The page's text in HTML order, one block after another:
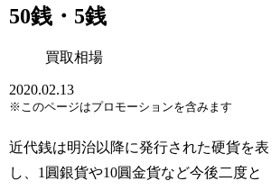
50銭・5銭
買取相場
2020.02.13
※このページはプロモーションを含みます
近代銭は明治以降に発行された硬貨を表
し、1圓銀貨や10圓金貨など今後二度と